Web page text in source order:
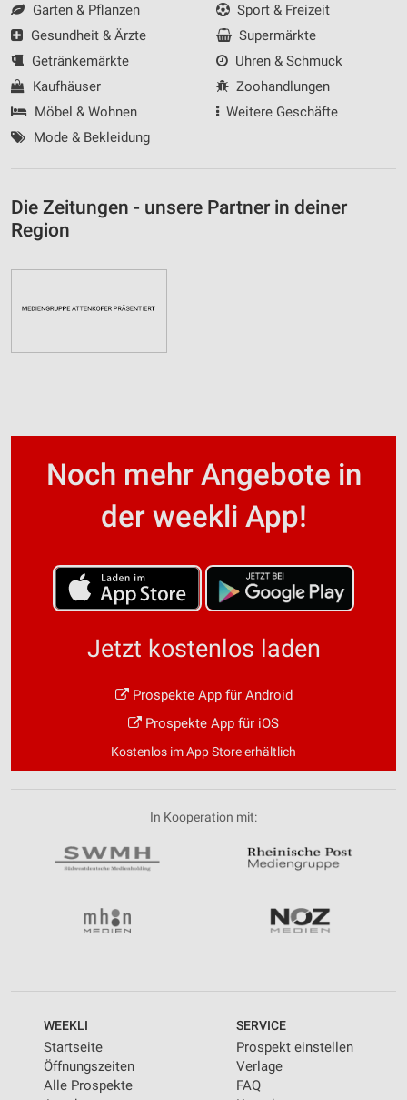
Garten & Pflanzen
Gesundheit & Ärzte
Getränkemärkte
Kaufhäuser
Möbel & Wohnen
Mode & Bekleidung
Sport & Freizeit
Supermärkte
Uhren & Schmuck
Zoohandlungen
Weitere Geschäfte
Die Zeitungen - unsere Partner in deiner
Region
Noch mehr Angebote in
der weekli App!
Jetzt kostenlos laden
Prospekte App für Android
Prospekte App für iOS
Kostenlos im App Store erhältlich
In Kooperation mit:
WEEKLI
Startseite
Öffnungszeiten
Alle Prospekte
SERVICE
Prospekt einstellen
Verlage
FAQ